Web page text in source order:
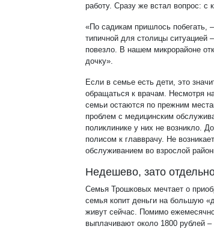
работу. Сразу же встал вопрос: с
«По садикам пришлось побегать,
типичной для столицы ситуацией
повезло. В нашем микрорайоне
дочку».
Если в семье есть дети, это
обращаться к врачам. Несмотря
семьи остаются по прежним
проблем с медицинским
поликлинике у них не возникло.
полисом к главврачу. Не
обслуживанием во взрослой
Недешево, зато
Семья Трошковых мечтает о
семья копит деньги на большую
живут сейчас. Помимо
выплачивают около 1800 рублей